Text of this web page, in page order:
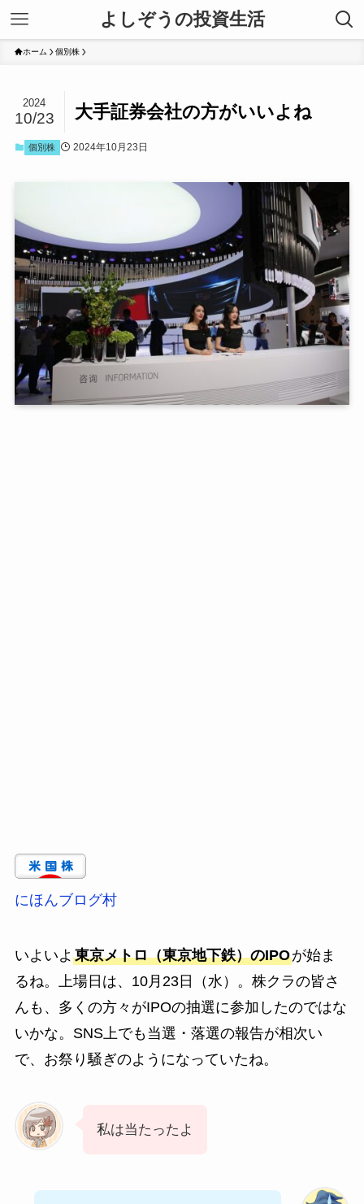
よしぞうの投資生活
ホーム 個別株
大手証券会社の方がいいよね
2024
10/23
個別株 2024年10月23日
にほんブログ村
いよいよ 東京メトロ（東京地下鉄）のIPOが始ま
るね。上場日は、10月23日（水）。株クラの皆さ
んも、多くの方々がIPOの抽選に参加したのではな
いかな。SNS上でも当選・落選の報告が相次い
で、お祭り騒ぎのようになっていたね。
私は当たったよ